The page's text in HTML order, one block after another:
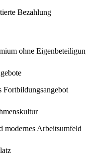
Bezahlung
ohne
Fortbildungsangebot
modernes Arbeitsumfeld